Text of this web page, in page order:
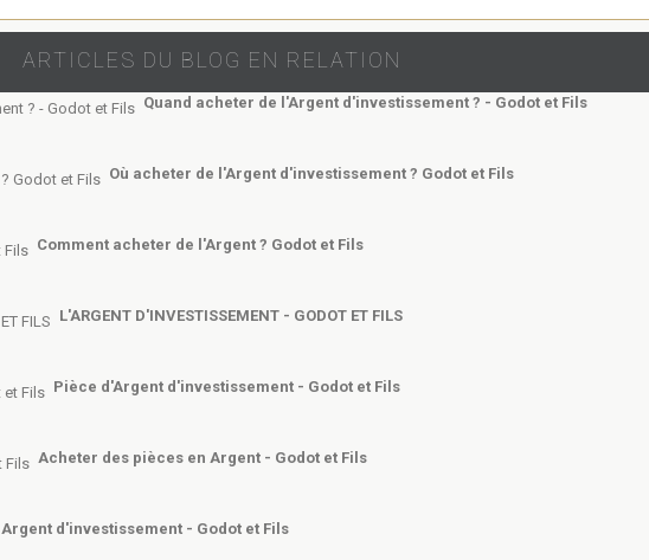
ARTICLES DU BLOG EN RELATION
Quand acheter de l'Argent d'investissement ? - Godot et Fils
Où acheter de l'Argent d'investissement ? Godot et Fils
Comment acheter de l'Argent ? Godot et Fils
L'ARGENT D'INVESTISSEMENT - GODOT ET FILS
Pièce d'Argent d'investissement - Godot et Fils
Acheter des pièces en Argent - Godot et Fils
Argent d'investissement - Godot et Fils